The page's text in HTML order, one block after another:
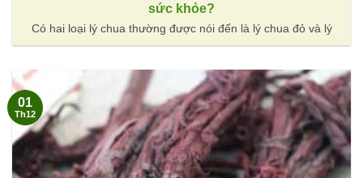
sức khỏe?
Có hai loại lý chua thường được nói đến là lý chua đỏ và lý
01
Th12